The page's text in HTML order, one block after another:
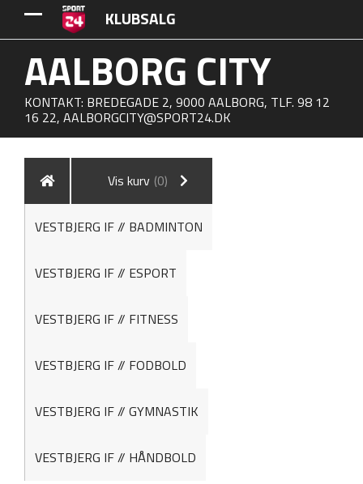
KLUBSALG
AALBORG CITY
KONTAKT: BREDEGADE 2, 9000 AALBORG, TLF. 98 12
16 22, AALBORGCITY@SPORT24.DK
Vis kurv (0)
VESTBJERG IF // BADMINTON
VESTBJERG IF // ESPORT
VESTBJERG IF // FITNESS
VESTBJERG IF // FODBOLD
VESTBJERG IF // GYMNASTIK
VESTBJERG IF // HÅNDBOLD